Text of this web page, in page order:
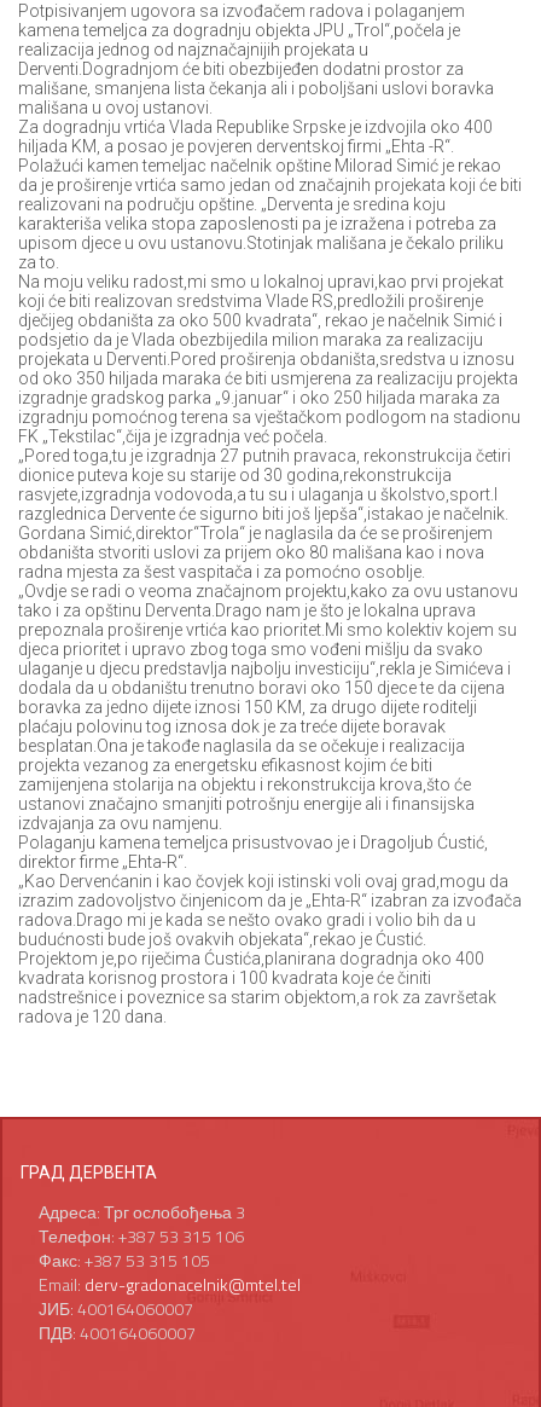
Potpisivanjem ugovora sa izvođačem radova i polaganjem
kamena temeljca za dogradnju objekta JPU „Trol“,počela je
realizacija jednog od najznačajnijih projekata u
Derventi.Dogradnjom će biti obezbijeđen dodatni prostor za
mališane, smanjena lista čekanja ali i poboljšani uslovi boravka
mališana u ovoj ustanovi.
Za dogradnju vrtića Vlada Republike Srpske je izdvojila oko 400
hiljada KM, a posao je povjeren derventskoj firmi „Ehta -R“.
Polažući kamen temeljac načelnik opštine Milorad Simić je rekao
da je proširenje vrtića samo jedan od značajnih projekata koji će biti
realizovani na području opštine. „Derventa je sredina koju
karakteriša velika stopa zaposlenosti pa je izražena i potreba za
upisom djece u ovu ustanovu.Stotinjak mališana je čekalo priliku
za to.
Na moju veliku radost,mi smo u lokalnoj upravi,kao prvi projekat
koji će biti realizovan sredstvima Vlade RS,predložili proširenje
dječijeg obdaništa za oko 500 kvadrata“, rekao je načelnik Simić i
podsjetio da je Vlada obezbijedila milion maraka za realizaciju
projekata u Derventi.Pored proširenja obdaništa,sredstva u iznosu
od oko 350 hiljada maraka će biti usmjerena za realizaciju projekta
izgradnje gradskog parka „9.januar“ i oko 250 hiljada maraka za
izgradnju pomoćnog terena sa vještačkom podlogom na stadionu
FK „Tekstilac“,čija je izgradnja već počela.
„Pored toga,tu je izgradnja 27 putnih pravaca, rekonstrukcija četiri
dionice puteva koje su starije od 30 godina,rekonstrukcija
rasvjete,izgradnja vodovoda,a tu su i ulaganja u školstvo,sport.I
razglednica Dervente će sigurno biti još ljepša“,istakao je načelnik.
Gordana Simić,direktor“Trola“ je naglasila da će se proširenjem
obdaništa stvoriti uslovi za prijem oko 80 mališana kao i nova
radna mjesta za šest vaspitača i za pomoćno osoblje.
„Ovdje se radi o veoma značajnom projektu,kako za ovu ustanovu
tako i za opštinu Derventa.Drago nam je što je lokalna uprava
prepoznala proširenje vrtića kao prioritet.Mi smo kolektiv kojem su
djeca prioritet i upravo zbog toga smo vođeni mišlju da svako
ulaganje u djecu predstavlja najbolju investiciju“,rekla je Simićeva i
dodala da u obdaništu trenutno boravi oko 150 djece te da cijena
boravka za jedno dijete iznosi 150 KM, za drugo dijete roditelji
plaćaju polovinu tog iznosa dok je za treće dijete boravak
besplatan.Ona je takođe naglasila da se očekuje i realizacija
projekta vezanog za energetsku efikasnost kojim će biti
zamijenjena stolarija na objektu i rekonstrukcija krova,što će
ustanovi značajno smanjiti potrošnju energije ali i finansijska
izdvajanja za ovu namjenu.
Polaganju kamena temeljca prisustvovao je i Dragoljub Ćustić,
direktor firme „Ehta-R“.
„Kao Dervenćanin i kao čovjek koji istinski voli ovaj grad,mogu da
izrazim zadovoljstvo činjenicom da je „Ehta-R“ izabran za izvođača
radova.Drago mi je kada se nešto ovako gradi i volio bih da u
budućnosti bude još ovakvih objekata“,rekao je Ćustić.
Projektom je,po riječima Ćustića,planirana dogradnja oko 400
kvadrata korisnog prostora i 100 kvadrata koje će činiti
nadstrešnice i poveznice sa starim objektom,a rok za završetak
radova je 120 dana.
ГРАД ДЕРВЕНТА
Адреса: Трг ослобођења 3
Телефон: +387 53 315 106
Факс: +387 53 315 105
Email: derv-gradonacelnik@mtel.tel
ЈИБ: 400164060007
ПДВ: 400164060007